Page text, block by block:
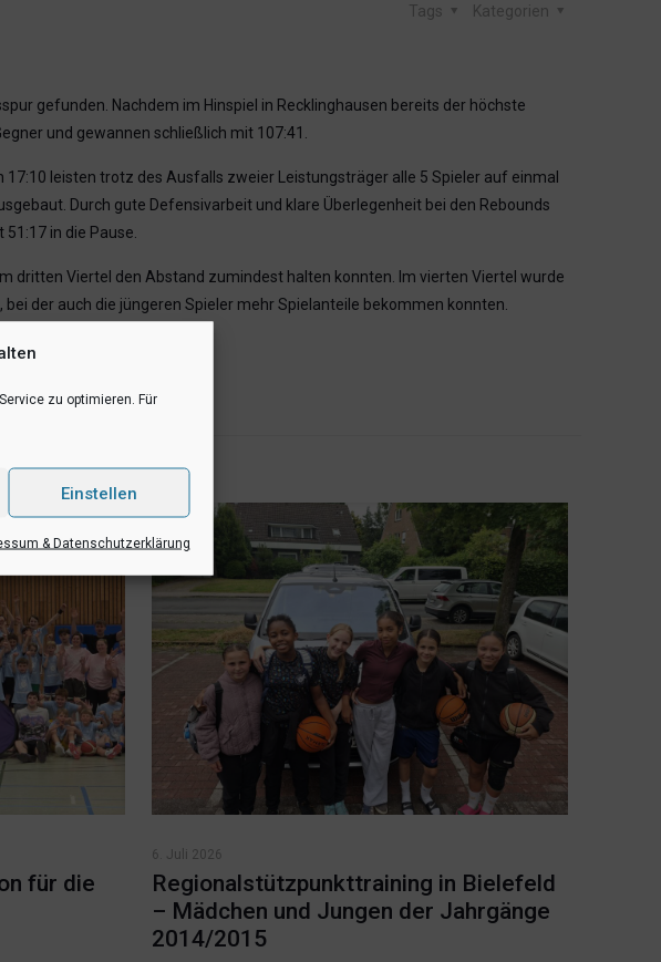
zu optimieren. Für
Einstellen
& Datenschutzerklärung
Kategorien
Tags
gefunden. Nachdem im Hinspiel in Recklinghausen bereits der höchste
und gewannen schließlich mit 107:41.
leisten trotz des Ausfalls zweier Leistungsträger alle 5 Spieler auf einmal
Durch gute Defensivarbeit und klare Überlegenheit bei den Rebounds
in die Pause.
dritten Viertel den Abstand zumindest halten konnten. Im vierten Viertel wurde
der auch die jüngeren Spieler mehr Spielanteile bekommen konnten.
für die
6. Juli 2026
Regionalstützpunkttraining in Bielefeld
– Mädchen und Jungen der Jahrgänge
2014/2015